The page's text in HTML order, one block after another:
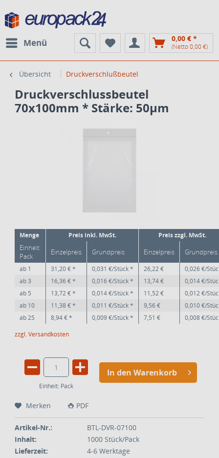
Menü 0,00 € *
(Netto 0,00 €)
Übersicht Druckverschlußbeutel
Druckverschlussbeutel
70x100mm * Stärke: 50µm
Menge Preis inkl. MwSt. Preis zzgl. MwSt.
Einheit:
Pack
Einzelpreis Grundpreis Einzelpreis Grundpreis
ab 1 31,20 € * 0,031 €/Stück * 26,22 €
0,026 €/
ab3 16,36 € * 0,016 €/Stück * 13,74 €
0,014 €/
ab 5 13,72 € * 0,014 €/Stück * 11,52 €
0,012 €/
ab 10 11,38 € * 0,011 €/Stück * 9,56 €
0,010 €/
ab25 8,94 € * 0,009 €/Stück * 7,51 €
0,008 €/
zzgl. Versandkosten
Einheit: Pack
In den Warenkorb
Merken PDF
Artikel-Nr.:
BTL-DVR-07100
Inhalt:
1000 Stück/Pack
Lieferzeit:
4-6 Werktage